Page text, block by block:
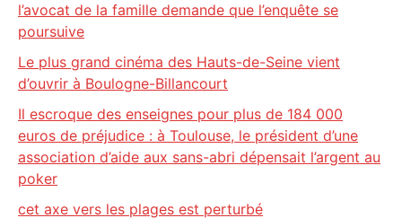
l’avocat de la famille demande que l’enquête se
poursuive
Le plus grand cinéma des Hauts-de-Seine vient
d’ouvrir à Boulogne-Billancourt
Il escroque des enseignes pour plus de 184 000
euros de préjudice : à Toulouse, le président d’une
association d’aide aux sans-abri dépensait l’argent au
poker
cet axe vers les plages est perturbé